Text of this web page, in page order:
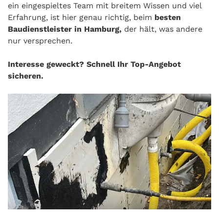
ein eingespieltes Team mit breitem Wissen und viel
Erfahrung, ist hier genau richtig, beim besten
Baudienstleister in Hamburg, der hält, was andere
nur versprechen.
Interesse geweckt? Schnell Ihr Top-Angebot
sicheren.